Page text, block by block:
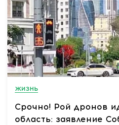
ЖИЗНЬ
Срочно! Рой дронов
область: заявление